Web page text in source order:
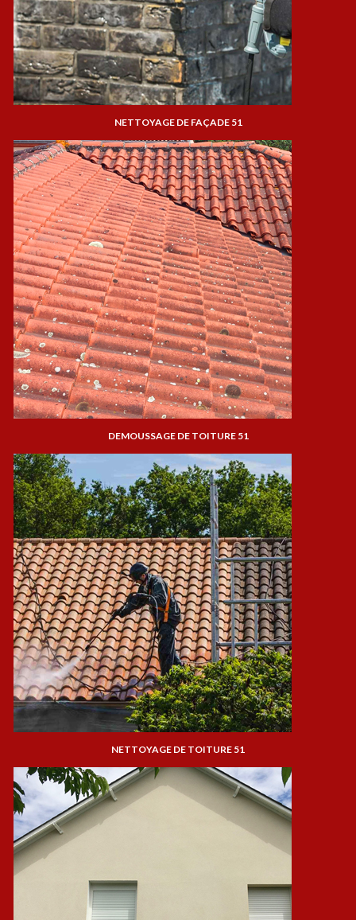
NETTOYAGE DE FAÇADE 51
DEMOUSSAGE DE TOITURE 51
NETTOYAGE DE TOITURE 51